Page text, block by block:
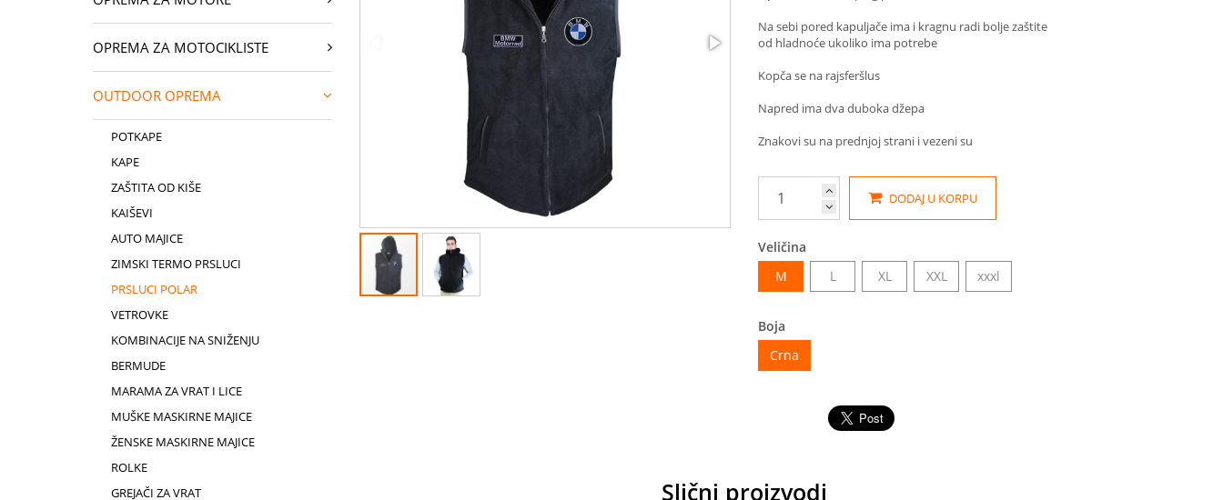
Na sebi pored kapuljače ima i kragnu radi bolje zaštite
od hladnoće ukoliko ima potrebe
Kopča se na rajsferšlus
Napred ima dva duboka džepa
Znakovi su na prednjoj strani i vezeni su
DODAJ U KORPU
Veličina
M
L XL XXL xxxl
Boja
Crna
Slični proizvodi
OPREMA ZA MOTOCIKLISTE
OUTDOOR OPREMA
POTKAPE
KAPE
ZAŠTITA OD KIŠE
KAIŠEVI
AUTO MAJICE
ZIMSKI TERMO PRSLUCI
PRSLUCI POLAR
VETROVKE
KOMBINACIJE NA SNIŽENJU
BERMUDE
MARAMA ZA VRAT I LICE
MUŠKE MASKIRNE MAJICE
ŽENSKE MASKIRNE MAJICE
ROLKE
GREJAČI ZA VRAT